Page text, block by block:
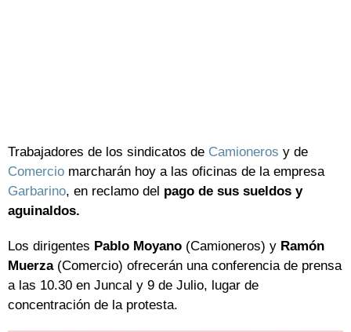
Trabajadores de los sindicatos de Camioneros y de
Comercio marcharán hoy a las oficinas de la empresa
Garbarino, en reclamo del pago de sus sueldos y
aguinaldos.
Los dirigentes Pablo Moyano (Camioneros) y Ramón
Muerza(Comercio) ofrecerán una conferencia de prensa
a las 10.30 en Juncal y 9 de Julio, lugar de
concentración de la protesta.